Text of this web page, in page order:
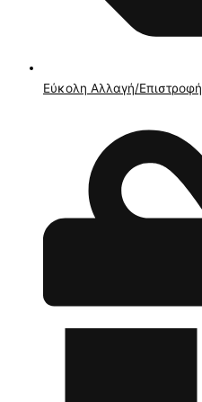
Εύκολη Αλλαγή/Επιστροφή